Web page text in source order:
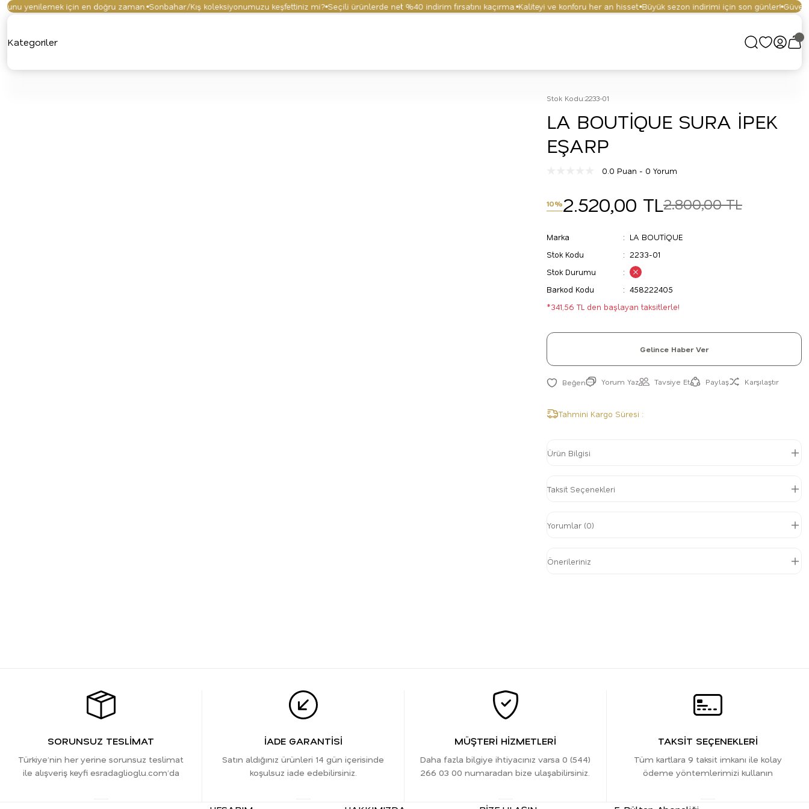
yenilemek için en doğru zaman. Sonbahar/Kış koleksiyonumuzu keşfettiniz mi? Seçili ürünlerde net %40 indirim fırsatını kaçırma. Kaliteyi ve konforu her an hisset. Büyük sezon indirimi için son günler! Güvenli
Kategoriler
Stok Kodu:2233-01
LA BOUTİQUE SURA İPEK
EŞARP
0.0 Puan - 0 Yorum
10%2.520,00 TL2.800,00 TL
Marka
LA BOUTİQUE
Stok Kodu
2233-01
Stok Durumu
Barkod Kodu
458222405
*341,56 TL den başlayan taksitlerle!
Gelince Haber Ver
Yorum Yaz Tavsiye Et Paylaş Karşılaştır
Tahmini Kargo Süresi :
Ürün Bilgisi
Taksit Seçenekleri
Yorumlar (0)
Önerileriniz
SORUNSUZ TESLİMAT
Türkiye’nin her yerine sorunsuz teslimat
ile alışveriş keyfi esradaglioglu.com’da
İADE GARANTİSİ
Satın aldığınız ürünleri 14 gün içerisinde
koşulsuz iade edebilirsiniz.
MÜŞTERİ HİZMETLERİ
Daha fazla bilgiye ihtiyacınız varsa 0 (544)
266 03 00 numaradan bize ulaşabilirsiniz.
TAKSİT SEÇENEKLERİ
Tüm kartlara 9 taksit imkanı ile kolay
ödeme yöntemlerimizi kullanın